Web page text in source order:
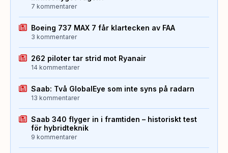
7 kommentarer
Boeing 737 MAX 7 får klartecken av FAA
3 kommentarer
262 piloter tar strid mot Ryanair
14 kommentarer
Saab: Två GlobalEye som inte syns på radarn
13 kommentarer
Saab 340 flyger in i framtiden – historiskt test
för hybridteknik
9 kommentarer